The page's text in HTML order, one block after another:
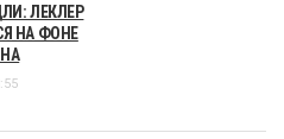
ЛЕКЛЕР
НА ФОНЕ